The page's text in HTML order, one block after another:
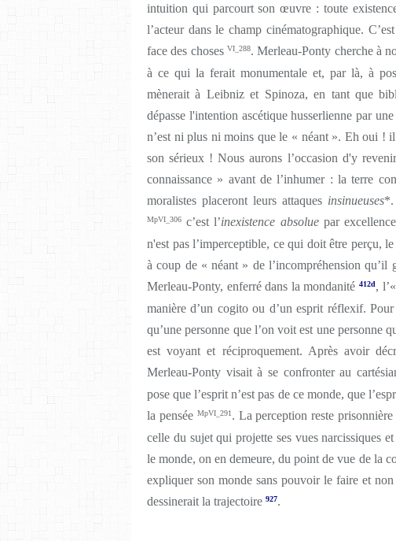
intuition qui parcourt son œuvre : toute
l’acteur dans le champ cinématographique.
face des choses VI_288. Merleau-Ponty cherche à
à ce qui la ferait monumentale et, par là, à
mènerait à Leibniz et Spinoza, en tant que
dépasse l'intention ascétique husserlienne par
n’est ni plus ni moins que le « néant ». Eh oui !
son sérieux ! Nous aurons l’occasion d'y
connaissance » avant de l’inhumer : la terre
moralistes placeront leurs attaques insinueuses*.
MpVI_306 c’est l’inexistence absoluepar
n'est pas l’imperceptible, ce qui doit être perçu, le
à coup de « néant » de l’incompréhension qu’il
Merleau-Ponty, enferré dans la mondanité412d,
manière d’un cogito ou d’un esprit réflexif.
qu’une personne que l’on voit est une personne
est voyant et réciproquement. Après avoir
Merleau-Ponty visait à se confronter au
pose que l’esprit n’est pas de ce monde, que
la pensée MpVI_291 . La perception reste
celle du sujet qui projette ses vues narcissiques
le monde, on en demeure, du point de vue de la
expliquer son monde sans pouvoir le faire et
dessinerait la trajectoire 927.